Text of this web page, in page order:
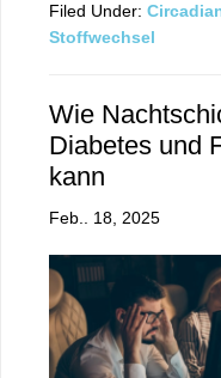
Filed Under:
Stoffwechsel
Wie
Diabetes und
kann
Feb.. 18, 2025